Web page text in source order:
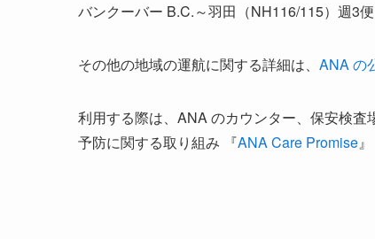
バンクーバー B.C.～羽田（NH116/115）週3便
その他の地域の運航に関する詳細は、 ANA の
利用する際は、ANA のカウンター、保安検
予防に関する取り組み 『ANA Care Promise